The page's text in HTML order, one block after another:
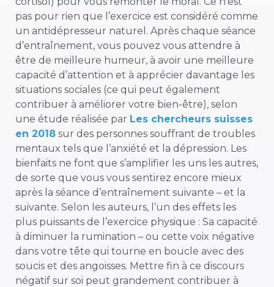
pas pour rien que l’exercice est considéré comme
un antidépresseur naturel. Après chaque séance
d’entraînement, vous pouvez vous attendre à
être de meilleure humeur, à avoir une meilleure
capacité d’attention et à apprécier davantage les
situations sociales (ce qui peut également
contribuer à améliorer votre bien-être), selon
une étude réalisée par Les chercheurs suisses
en 2018 sur des personnes souffrant de troubles
mentaux tels que l’anxiété et la dépression. Les
bienfaits ne font que s’amplifier les uns les autres,
de sorte que vous vous sentirez encore mieux
après la séance d’entraînement suivante – et la
suivante. Selon les auteurs, l’un des effets les
plus puissants de l’exercice physique : Sa capacité
à diminuer la rumination – ou cette voix négative
dans votre tête qui tourne en boucle avec des
soucis et des angoisses. Mettre fin à ce discours
négatif sur soi peut grandement contribuer à